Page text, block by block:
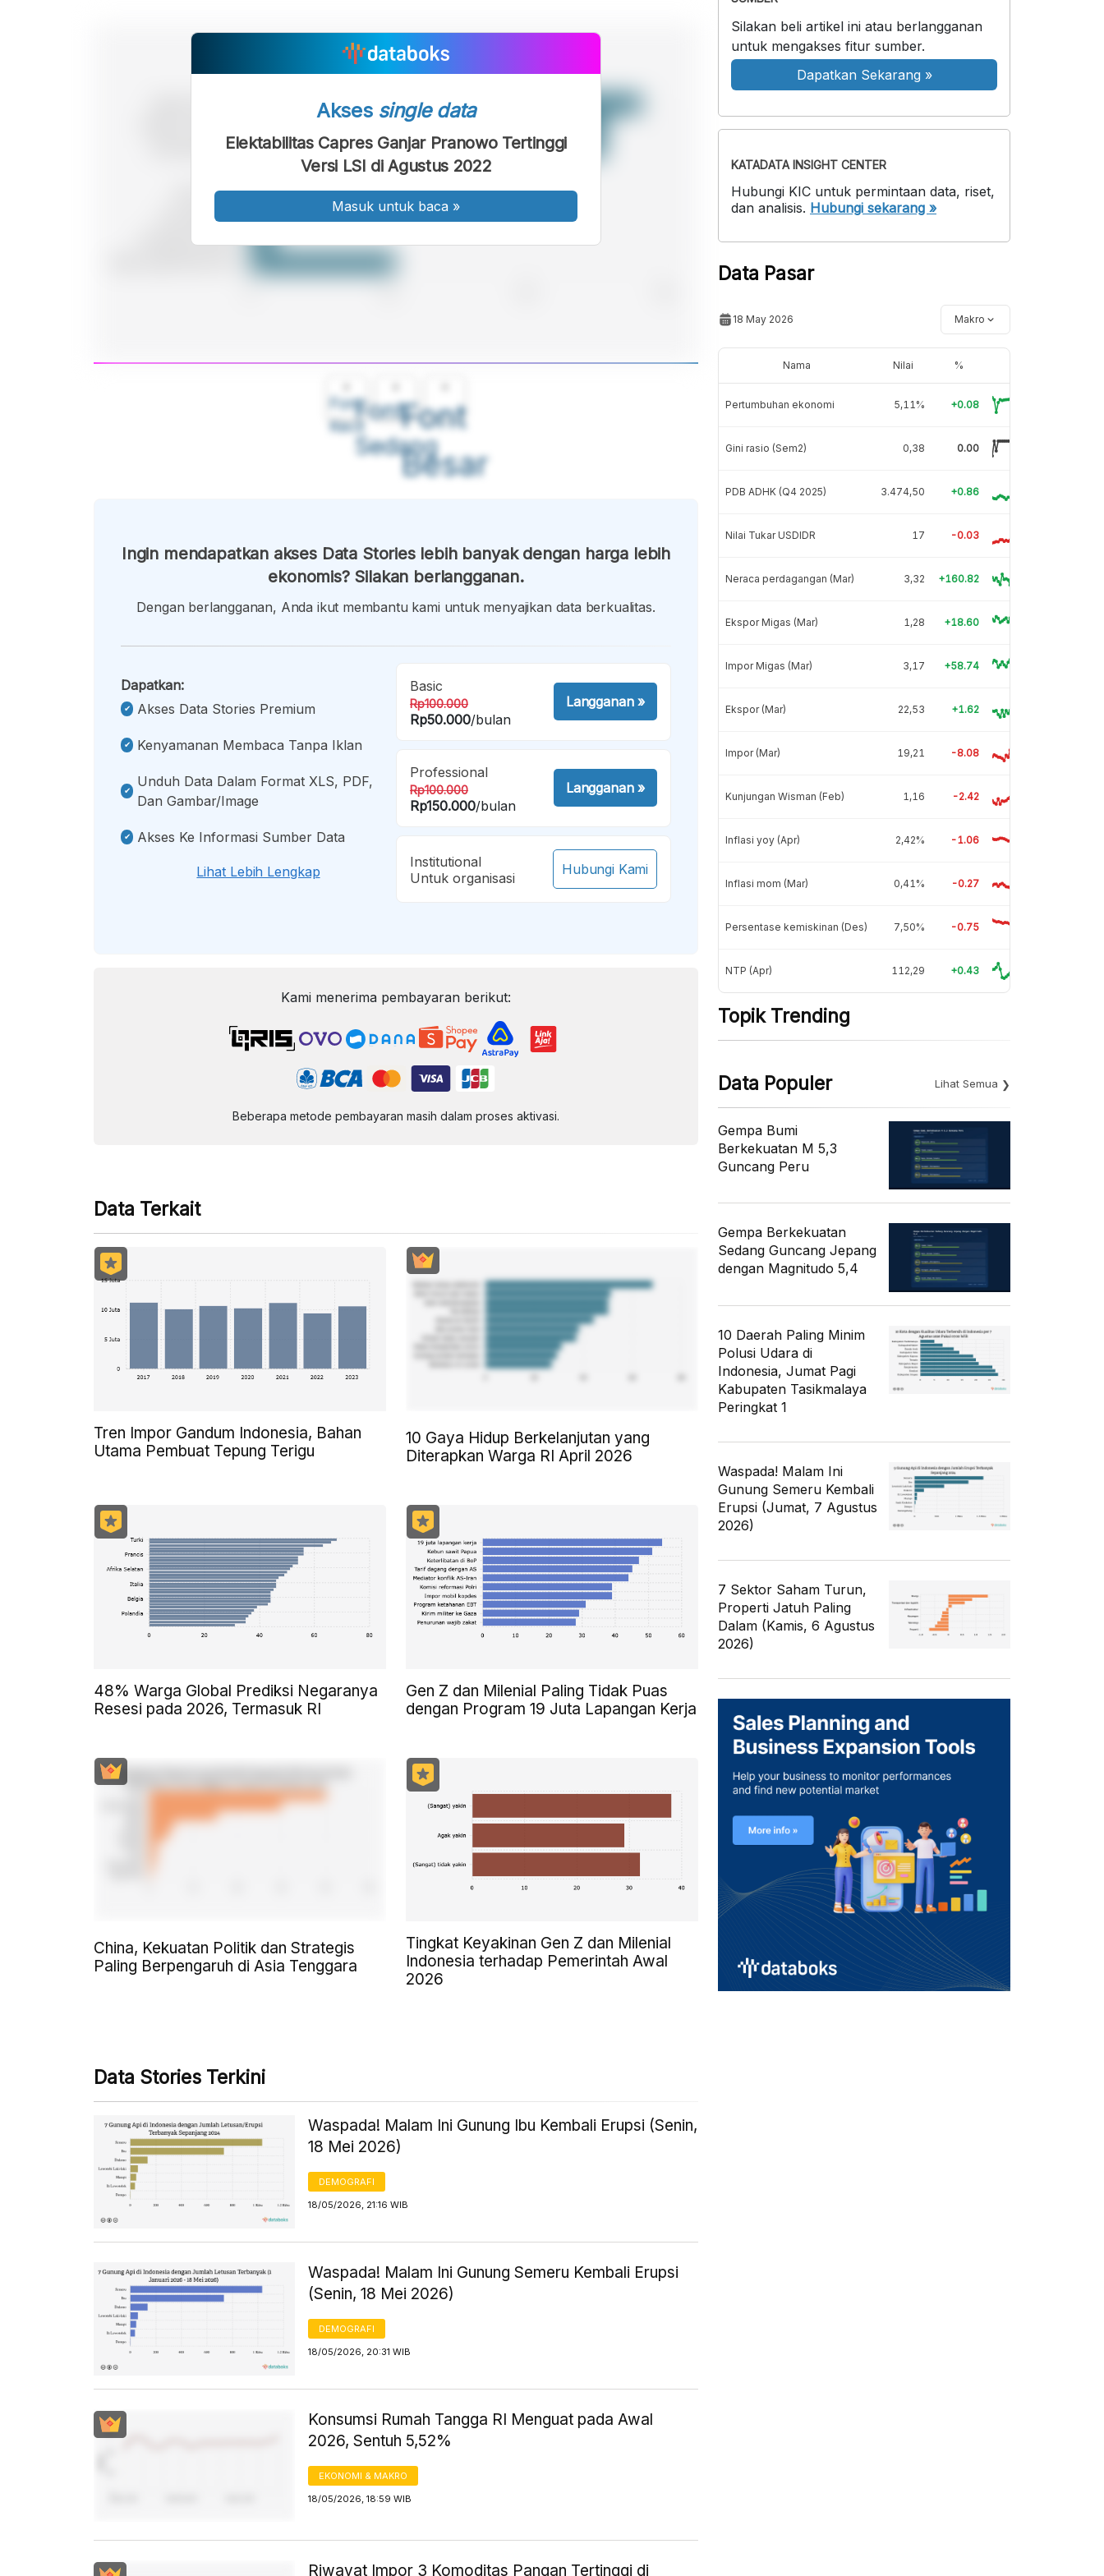
Font
Kecil
Font
Sedang
Font
Besar
Akses single data
Elektabilitas Capres Ganjar Pranowo Tertinggi
Versi LSI di Agustus 2022
Masuk untuk baca »
Ingin mendapatkan akses Data Stories lebih banyak dengan harga lebih
ekonomis? Silakan berlangganan.
Dengan berlangganan, Anda ikut membantu kami untuk menyajikan data berkualitas.
Dapatkan:
Akses Data Stories Premium
Kenyamanan Membaca Tanpa Iklan
Unduh Data Dalam Format XLS, PDF,
Dan Gambar/image
Akses Ke Informasi Sumber Data
Lihat Lebih Lengkap
Basic
Rp100.000
Rp50.000/bulan
Langganan»
Professional
Rp100.000
Rp150.000/bulan
Langganan»
Institutional
Untuk organisasi
Hubungi Kami
Kami menerima pembayaran berikut:
Beberapa metode pembayaran masih dalam proses aktivasi.
Data Terkait
Tren Impor Gandum Indonesia, Bahan
Utama Pembuat Tepung Terigu
10 Gaya Hidup Berkelanjutan yang
Diterapkan Warga RI April 2026
48% Warga Global Prediksi Negaranya
Resesi pada 2026, Termasuk RI
Gen Z dan Milenial Paling Tidak Puas
dengan Program 19 Juta Lapangan Kerja
China, Kekuatan Politik dan Strategis
Paling Berpengaruh di Asia Tenggara
Tingkat Keyakinan Gen Z dan Milenial
Indonesia terhadap Pemerintah Awal
2026
Data Stories Terkini
Waspada! Malam Ini Gunung Ibu Kembali Erupsi (Senin,
18 Mei 2026)
DEMOGRAFI
18/05/2026, 21:16 WIB
Waspada! Malam Ini Gunung Semeru Kembali Erupsi
(Senin, 18 Mei 2026)
DEMOGRAFI
18/05/2026, 20:31 WIB
Konsumsi Rumah Tangga RI Menguat pada Awal
2026, Sentuh 5,52%
EKONOMI & MAKRO
18/05/2026, 18:59 WIB
Riwayat Impor 3 Komoditas Pangan Tertinggi di
Silakan beli artikel ini atau berlangganan
untuk mengakses fitur sumber.
Dapatkan Sekarang »
KATADATA INSIGHT CENTER
Hubungi KIC untuk permintaan data, riset,
dan analisis. Hubungi sekarang »
Data Pasar
18 May 2026 Makro
Nama Nilai %
Pertumbuhan ekonomi 5,11% +0.08
Gini rasio (Sem2) 0,38 0.00
PDB ADHK (Q4 2025) 3.474,50 +0.86
Nilai Tukar USDIDR 17 -0.03
Neraca perdagangan (Mar) 3,32 +160.82
Ekspor Migas (Mar) 1,28 +18.60
Impor Migas (Mar) 3,17 +58.74
Ekspor (Mar) 22,53 +1.62
Impor (Mar) 19,21 -8.08
Kunjungan Wisman (Feb) 1,16 -2.42
Inflasi yoy (Apr) 2,42% -1.06
Inflasi mom (Mar) 0,41% -0.27
Persentase kemiskinan (Des) 7,50% -0.75
NTP (Apr) 112,29 +0.43
Topik Trending
Data Populer Lihat Semua
Gempa Bumi
Berkekuatan M 5,3
Guncang Peru
Gempa Berkekuatan
Sedang Guncang Jepang
dengan Magnitudo 5,4
10 Daerah Paling Minim
Polusi Udara di
Indonesia, Jumat Pagi
Kabupaten Tasikmalaya
Peringkat 1
Waspada! Malam Ini
Gunung Semeru Kembali
Erupsi (Jumat, 7 Agustus
2026)
7 Sektor Saham Turun,
Properti Jatuh Paling
Dalam (Kamis, 6 Agustus
2026)